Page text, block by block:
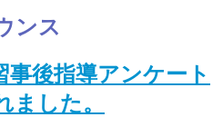
ンス
事後指導アンケート
ました。